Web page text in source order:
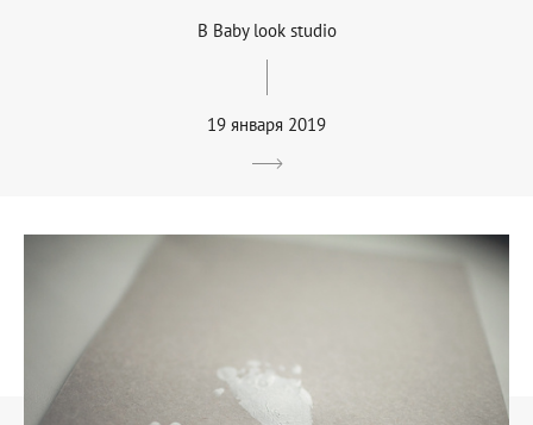
В Baby look studio
19 января 2019